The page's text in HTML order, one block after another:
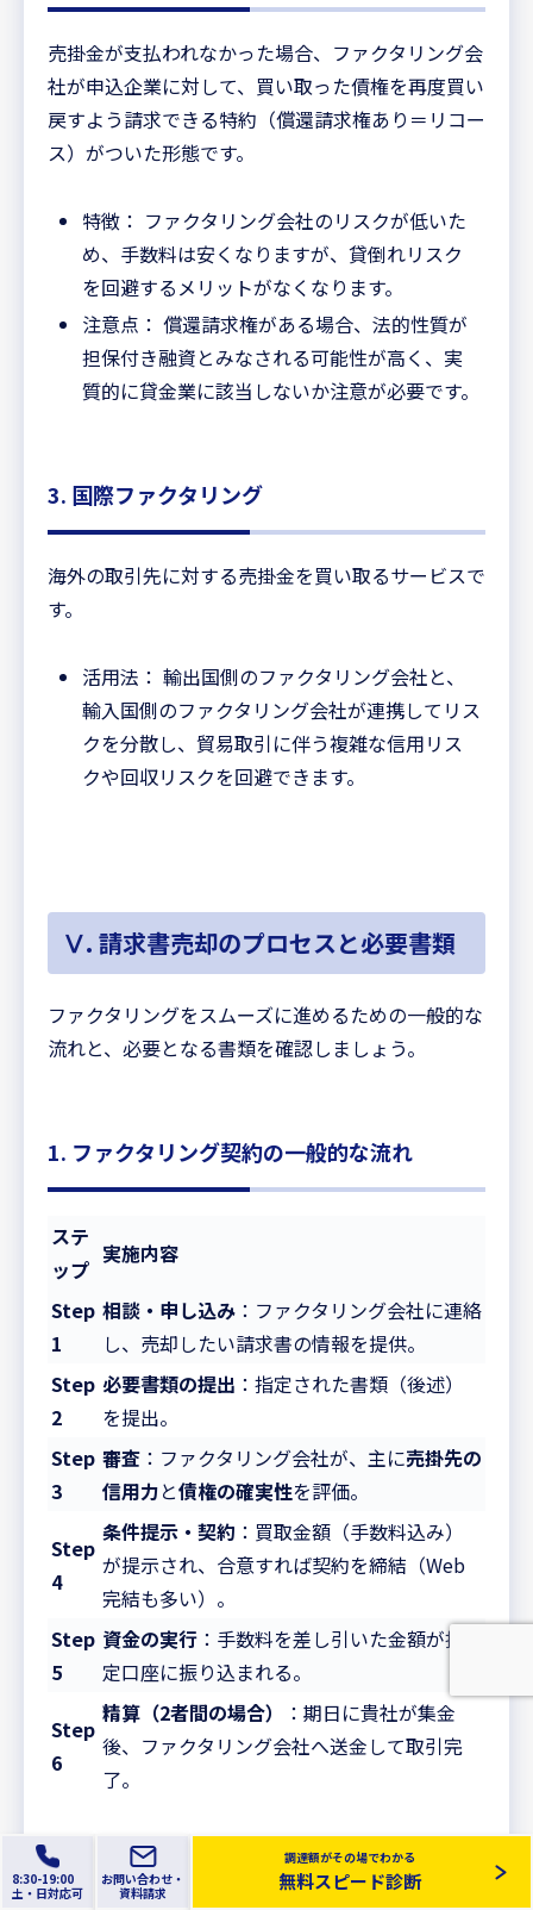
売掛金が支払われなかった場合、ファクタリング会
社が申込企業に対して、買い取った債権を再度買い
戻すよう請求できる特約（償還請求権あり＝リコー
ス）がついた形態です。
特徴： ファクタリング会社のリスクが低いた
め、手数料は安くなりますが、貸倒れリスク
を回避するメリットがなくなります。
注意点： 償還請求権がある場合、法的性質が
担保付き融資とみなされる可能性が高く、実
質的に貸金業に該当しないか注意が必要です。
3. 国際ファクタリング
海外の取引先に対する売掛金を買い取るサービスで
す。
活用法： 輸出国側のファクタリング会社と、
輸入国側のファクタリング会社が連携してリス
クを分散し、貿易取引に伴う複雑な信用リス
クや回収リスクを回避できます。
Ⅴ. 請求書売却のプロセスと必要書類
ファクタリングをスムーズに進めるための一般的な
流れと、必要となる書類を確認しましょう。
1. ファクタリング契約の一般的な流れ
ステ
ップ
実施内容
Step
1
相談・申し込み ：ファクタリング会社に連絡
し、売却したい請求書の情報を提供。
Step
2
必要書類の提出 ：指定された書類（後述）
を提出。
Step
3
審査 ：ファクタリング会社が、主に売掛先の
信用力と債権の確実性を評価。
Step
4
条件提示・契約 ：買取金額（手数料込み）
が提示され、合意すれば契約を締結（Web
完結も多い）。
Step
5
資金の実行 ：手数料を差し引いた金額が指
定口座に振り込まれる。
Step
6
精算（2者間の場合）
：期日に貴社が集金
後、ファクタリング会社へ送金して取引完
了。
2. 審査で求められる主な書類
8:30-19:00
土 ・日対応可
調達額がその場でわかる
無料スピード診断
お問い合わせ・
資料請求